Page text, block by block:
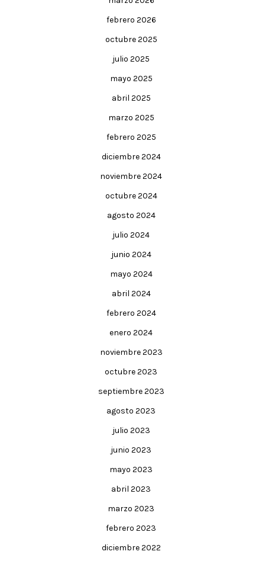
febrero 2026
octubre 2025
julio 2025
mayo 2025
abril 2025
marzo 2025
febrero 2025
diciembre 2024
noviembre 2024
octubre 2024
agosto 2024
julio 2024
junio 2024
mayo 2024
abril 2024
febrero 2024
enero 2024
noviembre 2023
octubre 2023
septiembre 2023
agosto 2023
julio 2023
junio 2023
mayo 2023
abril 2023
marzo 2023
febrero 2023
diciembre 2022